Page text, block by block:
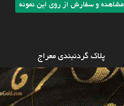
مشاهده و سفارش از روی این نمونه
پلاک گردنبندی معراج